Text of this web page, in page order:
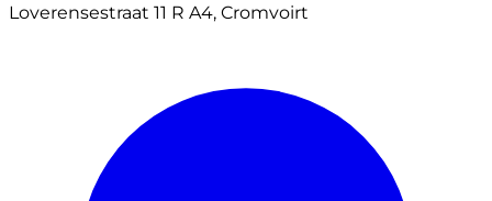
Loverensestraat 11 R A4, Cromvoirt